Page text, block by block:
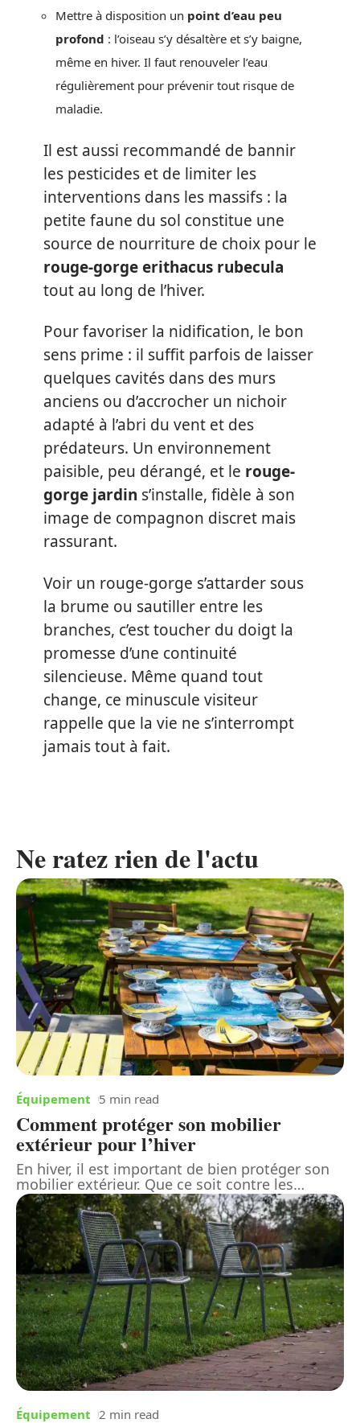
Mettre à disposition un point d’eau peu
profond : l’oiseau s’y désaltère et s’y baigne,
même en hiver. Il faut renouveler l’eau
régulièrement pour prévenir tout risque de
maladie.
Il est aussi recommandé de bannir
les pesticides et de limiter les
interventions dans les massifs : la
petite faune du sol constitue une
source de nourriture de choix pour le
rouge-gorge erithacus rubecula
tout au long de l’hiver.
Pour favoriser la nidification, le bon
sens prime : il suffit parfois de laisser
quelques cavités dans des murs
anciens ou d’accrocher un nichoir
adapté à l’abri du vent et des
prédateurs. Un environnement
paisible, peu dérangé, et le rouge-
gorge jardin s’installe, fidèle à son
image de compagnon discret mais
rassurant.
Voir un rouge-gorge s’attarder sous
la brume ou sautiller entre les
branches, c’est toucher du doigt la
promesse d’une continuité
silencieuse. Même quand tout
change, ce minuscule visiteur
rappelle que la vie ne s’interrompt
jamais tout à fait.
Ne ratez rien de l'actu
Équipement 5 min read
Comment protéger son mobilier
extérieur pour l’hiver
En hiver, il est important de bien protéger son
mobilier extérieur. Que ce soit contre les…
Équipement 2 min read